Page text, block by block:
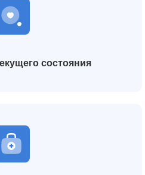
состояния